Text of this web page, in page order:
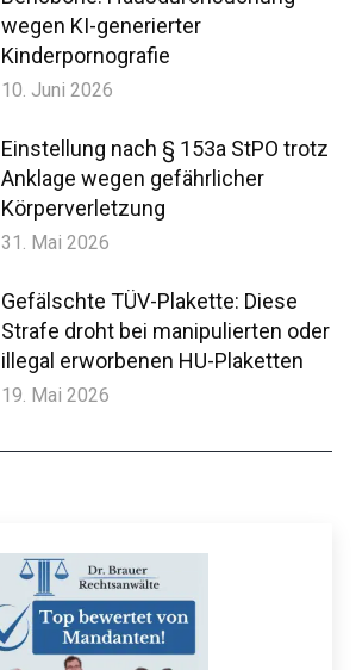
wegen KI-generierter
Kinderpornografie
10. Juni 2026
Einstellung nach § 153a StPO trotz
Anklage wegen gefährlicher
Körperverletzung
31. Mai 2026
Gefälschte TÜV-Plakette: Diese
Strafe droht bei manipulierten oder
illegal erworbenen HU-Plaketten
19. Mai 2026